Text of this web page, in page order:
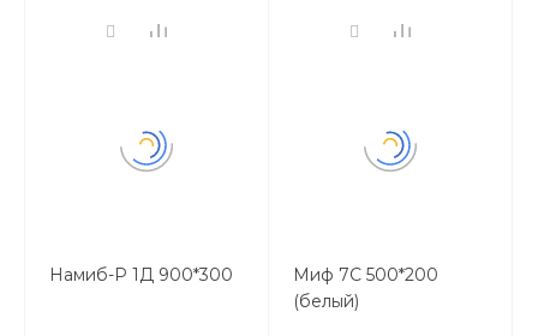
Намиб-Р 1Д 900*300
Миф 7С 500*200
(белый)